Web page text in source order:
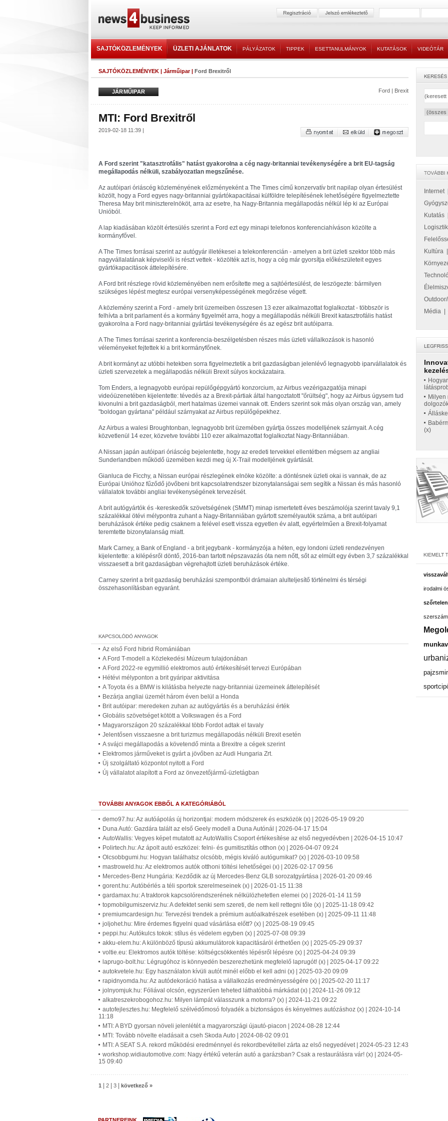
SAJTÓKÖZLEMÉNYEK ÜZLETI AJÁNLATOK PÁLYÁZATOK TIPPEK ESETTANULMÁNYOK KUTATÁSOK VIDEÓTÁR
SAJTÓKÖZLEMÉNYEK | Járműipar| Ford Brexitről
JÁRMŰIPAR Ford | Brexit
MTI: Ford Brexitről
2019-02-18 11:39 |
A Ford szerint "katasztrofális" hatást gyakorolna a cég nagy-britanniai tevékenységére a brit EU-tagság
megállapodás nélküli, szabályozatlan megszűnése.
Az autóipari óriáscég közleményének előzményeként a The Times című konzervatív brit napilap olyan értesülést
közölt, hogy a Ford egyes nagy-britanniai gyártókapacitásai külföldre telepítésének lehetőségére figyelmeztette
Theresa May brit miniszterelnököt, arra az esetre, ha Nagy-Britannia megállapodás nélkül lép ki az Európai
Unióból.
A lap kiadásában közölt értesülés szerint a Ford ezt egy minapi telefonos konferenciahíváson közölte a
kormányfővel.
A The Times forrásai szerint az autógyár illetékesei a telekonferencián - amelyen a brit üzleti szektor több más
nagyvállalatának képviselői is részt vettek - közölték azt is, hogy a cég már gyorsítja előkészületeit egyes
gyártókapacitások áttelepítésére.
A Ford brit részlege rövid közleményében nem erősítette meg a sajtóértesülést, de leszögezte: bármilyen
szükséges lépést megtesz európai versenyképességének megőrzése végett.
A közlemény szerint a Ford - amely brit üzemeiben összesen 13 ezer alkalmazottat foglalkoztat - többször is
felhívta a brit parlament és a kormány figyelmét arra, hogy a megállapodás nélküli Brexit katasztrofális hatást
gyakorolna a Ford nagy-britanniai gyártási tevékenységére és az egész brit autóiparra.
A The Times forrásai szerint a konferencia-beszélgetésben részes más üzleti vállalkozások is hasonló
véleményeket fejtettek ki a brit kormányfőnek.
A brit kormányt az utóbbi hetekben sorra figyelmeztetik a brit gazdaságban jelenlévő legnagyobb iparvállalatok és
üzleti szervezetek a megállapodás nélküli Brexit súlyos kockázataira.
Tom Enders, a legnagyobb európai repülőgépgyártó konzorcium, az Airbus vezérigazgatója minapi
videóüzenetében kijelentette: tévedés az a Brexit-pártiak által hangoztatott "őrültség", hogy az Airbus úgysem tud
kivonulni a brit gazdaságból, mert hatalmas üzemei vannak ott. Enders szerint sok más olyan ország van, amely
"boldogan gyártana" például szárnyakat az Airbus repülőgépekhez.
Az Airbus a walesi Broughtonban, legnagyobb brit üzemében gyártja összes modelljének szárnyait. A cég
közvetlenül 14 ezer, közvetve további 110 ezer alkalmazottat foglalkoztat Nagy-Britanniában.
A Nissan japán autóipari óriáscég bejelentette, hogy az eredeti tervekkel ellentétben mégsem az angliai
Sunderlandben működő üzemében kezdi meg új X-Trail modelljének gyártását.
Gianluca de Ficchy, a Nissan európai részlegének elnöke közölte: a döntésnek üzleti okai is vannak, de az
Európai Unióhoz fűződő jövőbeni brit kapcsolatrendszer bizonytalanságai sem segítik a Nissan és más hasonló
vállalatok további angliai tevékenységének tervezését.
A brit autógyártók és -kereskedők szövetségének (SMMT) minap ismertetett éves beszámolója szerint tavaly 9,1
százalékkal ötévi mélypontra zuhant a Nagy-Britanniában gyártott személyautók száma, a brit autóipari
beruházások értéke pedig csaknem a felével esett vissza egyetlen év alatt, egyértelműen a Brexit-folyamat
teremtette bizonytalanság miatt.
Mark Carney, a Bank of England - a brit jegybank - kormányzója a héten, egy londoni üzleti rendezvényen
kijelentette: a kilépésről döntő, 2016-ban tartott népszavazás óta nem nőtt, sőt az elmúlt egy évben 3,7 százalékkal
visszaesett a brit gazdaságban végrehajtott üzleti beruházások értéke.
Carney szerint a brit gazdaság beruházási szempontból drámaian alulteljesítő történelmi és térségi
összehasonlításban egyaránt.
Az első Ford hibrid Romániában
A Ford T-modell a Közlekedési Múzeum tulajdonában
A Ford 2022-re egymillió elektromos autó értékesítését tervezi Európában
Hétévi mélyponton a brit gyáripar aktivitása
A Toyota és a BMW is kilátásba helyezte nagy-britanniai üzemeinek áttelepítését
Bezárja angliai üzemét három éven belül a Honda
Brit autóipar: meredeken zuhan az autógyártás és a beruházási érték
Globális szövetséget kötött a Volkswagen és a Ford
Magyarországon 20 százalékkal több Fordot adtak el tavaly
Jelentősen visszaesne a brit turizmus megállapodás nélküli Brexit esetén
A svájci megállapodás a követendő minta a Brexitre a cégek szerint
Elektromos járműveket is gyárt a jövőben az Audi Hungaria Zrt.
Új szolgáltató központot nyitott a Ford
Új vállalatot alapított a Ford az önvezetőjármű-üzletágban
TOVÁBBI ANYAGOK EBBŐL A KATEGÓRIÁBÓL
demo97.hu: Az autóápolás új horizontjai: modern módszerek és eszközök (x) | 2026-05-19 09:20
Duna Autó: Gazdára talált az első Geely modell a Duna Autónál | 2026-04-17 15:04
AutoWallis: Vegyes képet mutatott az AutoWallis Csoport értékesítése az első negyedévben | 2026-04-15 10:47
Polirtech.hu: Az ápolt autó eszközei: felni- és gumitisztítás otthon (x) | 2026-04-07 09:24
Olcsobbgumi.hu: Hogyan találhatsz olcsóbb, mégis kiváló autógumikat? (x) | 2026-03-10 09:58
mastroweld.hu: Az elektromos autók otthoni töltési lehetőségei (x) | 2026-02-17 09:56
Mercedes-Benz Hungária: Kezdődik az új Mercedes-Benz GLB sorozatgyártása | 2026-01-20 09:46
gorent.hu: Autóbérlés a téli sportok szerelmeseinek (x) | 2026-01-15 11:38
gardamax.hu: A traktorok kapcsolórendszerének nélkülözhetetlen elemei (x) | 2026-01-14 11:59
topmobilgumiszerviz.hu: A defektet senki sem szereti, de nem kell rettegni tőle (x) | 2025-11-18 09:42
premiumcardesign.hu: Tervezési trendek a prémium autóalkatrészek esetében (x) | 2025-09-11 11:48
joljohet.hu: Mire érdemes figyelni quad vásárlása előtt? (x) | 2025-08-19 09:45
peppi.hu: Autókulcs tokok: stílus és védelem egyben (x) | 2025-07-08 09:39
akku-elem.hu: A különböző típusú akkumulátorok kapacitásáról érthetően (x) | 2025-05-29 09:37
voltie.eu: Elektromos autók töltése: költségcsökkentés lépésről lépésre (x) | 2025-04-24 09:39
laprugo-bolt.hu: Légrugóhoz is könnyedén beszerezhetünk megfelelő laprugót! (x) | 2025-04-17 09:22
autokvetele.hu: Egy használaton kívüli autót minél előbb el kell adni (x) | 2025-03-20 09:09
rapidnyomda.hu: Az autódekoráció hatása a vállalkozás eredményességére (x) | 2025-02-20 11:17
jolnyomjuk.hu: Fóliával olcsón, egyszerűen teheted láthatóbbá márkádat (x) | 2024-11-26 09:12
alkatreszekrobogohoz.hu: Milyen lámpát válasszunk a motorra? (x) | 2024-11-21 09:22
autofejlesztes.hu: Megfelelő szélvédőmosó folyadék a biztonságos és kényelmes autózáshoz (x) | 2024-10-14
11:18
MTI: A BYD gyorsan növeli jelenlétét a magyarországi újautó-piacon | 2024-08-28 12:44
MTI: Tovább növelte eladásait a cseh Skoda Auto | 2024-08-02 09:01
MTI: A SEAT S.A. rekord működési eredménnyel és rekordbevétellel zárta az első negyedévet | 2024-05-23 12:43
workshop.widiautomotive.com: Nagy értékű veterán autó a garázsban? Csak a restaurálásra vár! (x) | 2024-05-
15 09:40
1 2 3 következő »
Internet|
Kutatás
Kultúra
Média
Milyen
(x)
irodalmi
szerszám